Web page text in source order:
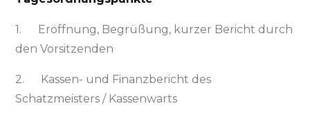
1. Eröffnung, Begrüßung, kurzer Bericht durch
den Vorsitzenden
2. Kassen- und Finanzbericht des
Schatzmeisters / Kassenwarts